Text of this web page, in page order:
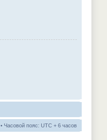
• Часовой пояс: UTC + 6 часов